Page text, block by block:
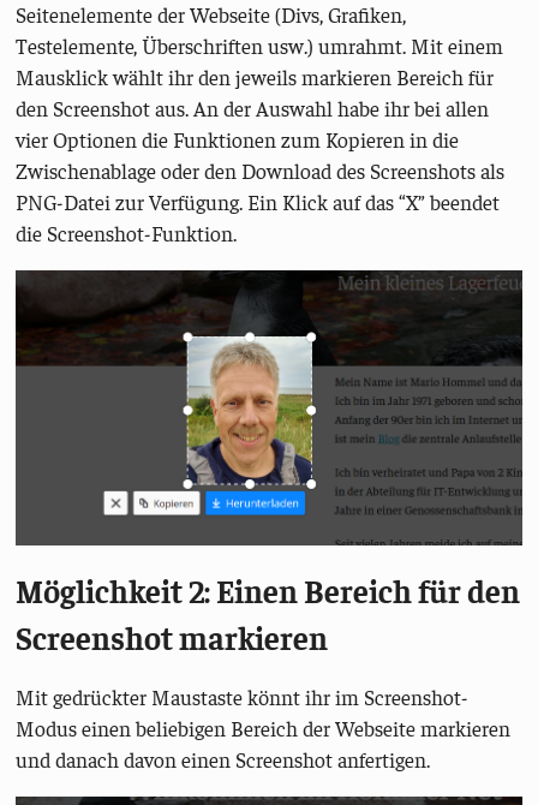
Seitenelemente der Webseite (Divs, Grafiken,
Testelemente, Überschriften usw.) umrahmt. Mit einem
Mausklick wählt ihr den jeweils markieren Bereich für
den Screenshot aus. An der Auswahl habe ihr bei allen
vier Optionen die Funktionen zum Kopieren in die
Zwischenablage oder den Download des Screenshots als
PNG-Datei zur Verfügung. Ein Klick auf das “X” beendet
die Screenshot-Funktion.
Möglichkeit 2: Einen Bereich für den
Screenshot markieren
Mit gedrückter Maustaste könnt ihr im Screenshot-
Modus einen beliebigen Bereich der Webseite markieren
und danach davon einen Screenshot anfertigen.